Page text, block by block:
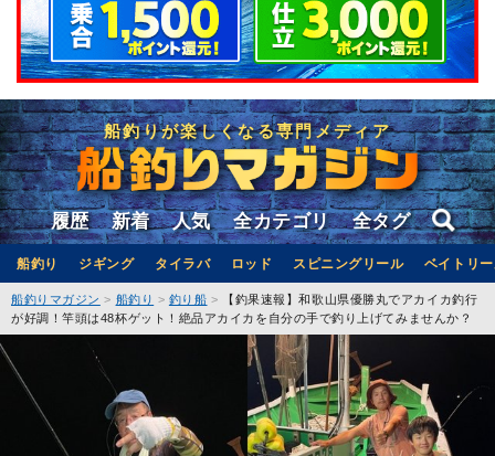
船釣りが楽しくなる専門メディア
履歴 新着 人気 全カテゴリ 全タグ
船釣り ジギング タイラバ ロッド スピニングリール ベイトリ
船釣りマガジン 船釣り 釣り船
【釣果速報】和歌山県優勝丸でアカイカ釣行
が好調！竿頭は48杯ゲット！絶品アカイカを自分の手で釣り上げてみませんか？